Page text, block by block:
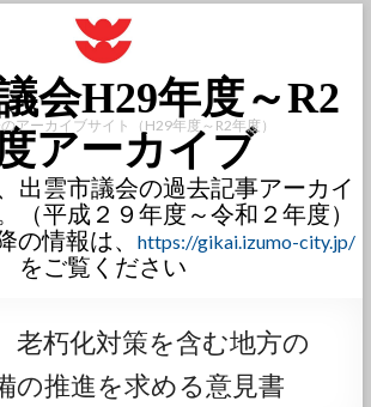
会H29年度～R2
アーカイブ
アーカイブサイト（H29年度～R2年度）
出雲市議会の過去記事アーカイ
（平成２９年度～令和２年度）
の情報は、
https://gikai.izumo-city.jp/
をご覧ください
老朽化対策を含む地方の
の推進を求める意見書